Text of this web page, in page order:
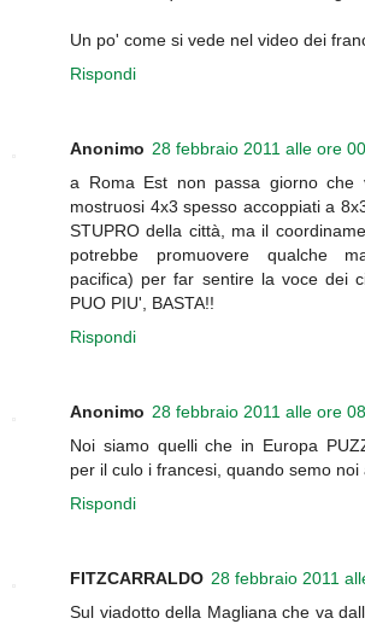
Un po' come si vede nel video dei
Rispondi
Anonimo 28 febbraio 2011 alle ore
a Roma Est non passa giorno che
mostruosi 4x3 spesso accoppiati a
STUPRO della città, ma il
potrebbe promuovere qualche
pacifica) per far sentire la voce dei
PUO PIU', BASTA!!
Rispondi
Anonimo 28 febbraio 2011 alle ore
Noi siamo quelli che in Europa
per il culo i francesi, quando semo noi
Rispondi
FITZCARRALDO 28 febbraio 2011
Sul viadotto della Magliana che va